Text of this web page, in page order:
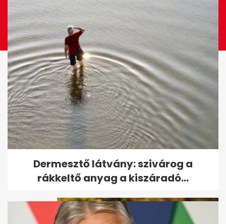
Őzike rohangált Budapest
belvárosában szombaton
Dermesztő látvány: szivárog a
rákkeltő anyag a kiszáradó...